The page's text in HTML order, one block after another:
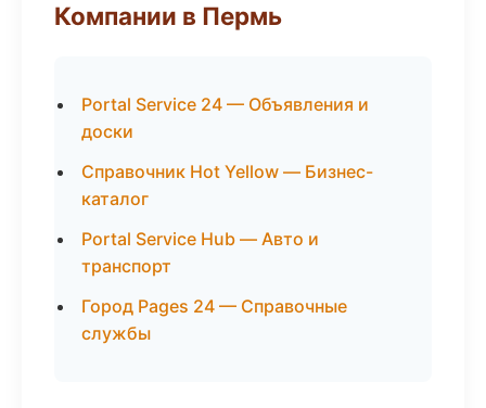
Компании в Пермь
Portal Service 24 — Объявления и
доски
Справочник Hot Yellow — Бизнес-
каталог
Portal Service Hub — Авто и
транспорт
Город Pages 24 — Справочные
службы